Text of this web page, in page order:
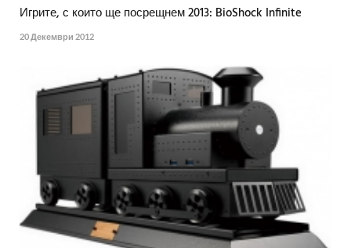
Игрите, с които ще посрещнем 2013: BioShock Infinite
20 Декември 2012